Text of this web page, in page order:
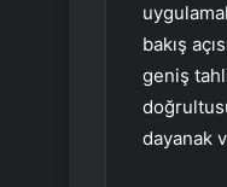
bakış
geniş
dayanak